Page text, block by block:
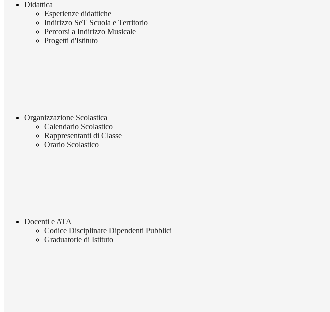
Didattica
Esperienze didattiche
Indirizzo SeT Scuola e Territorio
Percorsi a Indirizzo Musicale
Progetti d'Istituto
Organizzazione Scolastica
Calendario Scolastico
Rappresentanti di Classe
Orario Scolastico
Docenti e ATA
Codice Disciplinare Dipendenti Pubblici
Graduatorie di Istituto